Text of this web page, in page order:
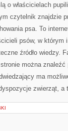
o właścicielach
czytelnik znajdzie
psa. To
psów, w którym
źródło wiedzy.
można
ma
zwierząt,